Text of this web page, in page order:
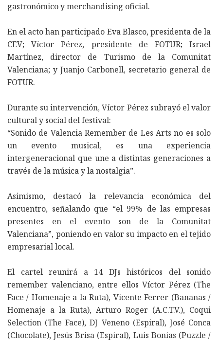
gastronómico y merchandising oficial.
En el acto han participado Eva Blasco, presidenta de la
CEV; Víctor Pérez, presidente de FOTUR; Israel
Martínez, director de Turismo de la Comunitat
Valenciana; y Juanjo Carbonell, secretario general de
FOTUR.
Durante su intervención, Víctor Pérez subrayó el valor
cultural y social del festival:
“Sonido de Valencia Remember de Les Arts no es solo
un evento musical, es una experiencia
intergeneracional que une a distintas generaciones a
través de la música y la nostalgia”.
Asimismo, destacó la relevancia económica del
encuentro, señalando que “el 99% de las empresas
presentes en el evento son de la Comunitat
Valenciana”, poniendo en valor su impacto en el tejido
empresarial local.
El cartel reunirá a 14 DJs históricos del sonido
remember valenciano, entre ellos Víctor Pérez (The
Face / Homenaje a la Ruta), Vicente Ferrer (Bananas /
Homenaje a la Ruta), Arturo Roger (A.C.T.V.), Coqui
Selection (The Face), DJ Veneno (Espiral), José Conca
(Chocolate), Jesús Brisa (Espiral), Luis Bonias (Puzzle /